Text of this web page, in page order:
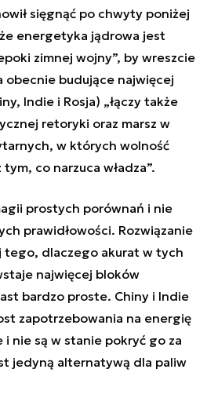
sięgnąć po chwyty poniżej
energetyka jądrowa jest
zimnej wojny”, by wreszcie
obecnie budujące najwięcej
Indie i Rosja) „łączy także
retoryki oraz marsz w
w których wolność
co narzuca władza”.
prostych porównań i nie
prawidłowości. Rozwiązanie
tego, dlaczego akurat w tych
najwięcej bloków
bardzo proste. Chiny i Indie
zapotrzebowania na energię
nie są w stanie pokryć go za
jedyną alternatywą dla paliw